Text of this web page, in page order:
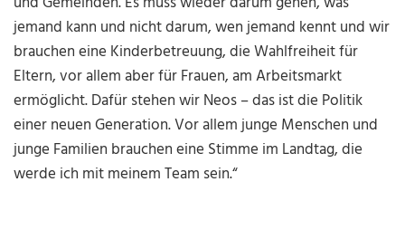
jemand kann und nicht darum, wen jemand kennt und wir
brauchen eine Kinderbetreuung, die Wahlfreiheit für
Eltern, vor allem aber für Frauen, am Arbeitsmarkt
ermöglicht. Dafür stehen wir Neos – das ist die Politik
einer neuen Generation. Vor allem junge Menschen und
junge Familien brauchen eine Stimme im Landtag, die
werde ich mit meinem Team sein.“